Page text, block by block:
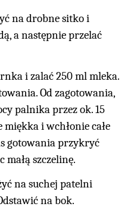
na drobne sitko i
a następnie przelać
i zalać 250 ml mleka.
Od zagotowania,
palnika przez ok. 15
i wchłonie całe
gotowania przykryć
szczelinę.
na suchej patelni
na bok.